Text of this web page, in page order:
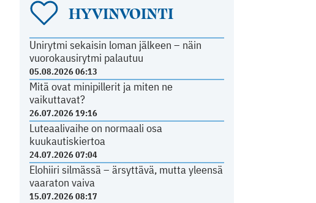
HYVINVOINTI
Unirytmi sekaisin loman jälkeen – näin
vuorokausirytmi palautuu
05.08.2026 06:13
Mitä ovat minipillerit ja miten ne
vaikuttavat?
26.07.2026 19:16
Luteaalivaihe on normaali osa
kuukautiskiertoa
24.07.2026 07:04
Elohiiri silmässä – ärsyttävä, mutta yleensä
vaaraton vaiva
15.07.2026 08:17